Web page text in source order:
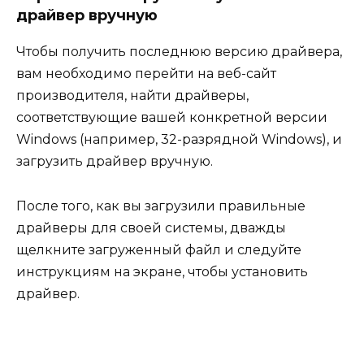
драйвер вручную
Чтобы получить последнюю версию драйвера,
вам необходимо перейти на веб-сайт
производителя, найти драйверы,
соответствующие вашей конкретной версии
Windows (например, 32-разрядной Windows), и
загрузить драйвер вручную.
После того, как вы загрузили правильные
драйверы для своей системы, дважды
щелкните загруженный файл и следуйте
инструкциям на экране, чтобы установить
драйвер.